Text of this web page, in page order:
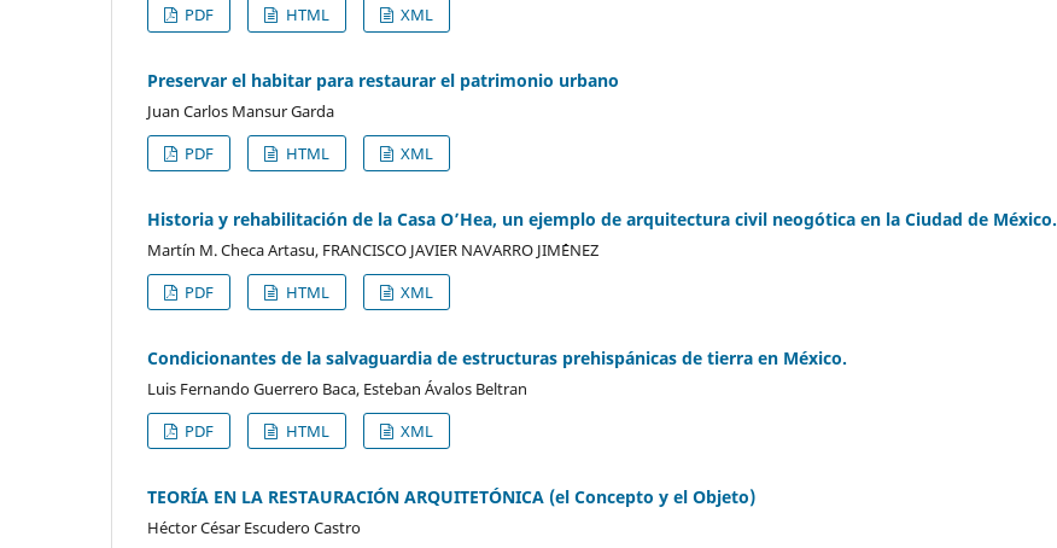
PDF
HTML XML
Preservar el habitar para restaurar el patrimonio urbano
Juan Carlos Mansur Garda
PDF
HTML XML
Historia y rehabilitación de la Casa O’Hea, un ejemplo de arquitectura civil neogótica en la Ciudad de México.
Martín M. Checa Artasu, FRANCISCO JAVIER NAVARRO JIM´´ENEZ
PDF
HTML XML
Condicionantes de la salvaguardia de estructuras prehispánicas de tierra en México.
Luis Fernando Guerrero Baca, Esteban Ávalos Beltran
PDF
HTML XML
TEORÍA EN LA RESTAURACIÓN ARQUITETÓNICA (el Concepto y el Objeto)
Héctor César Escudero Castro